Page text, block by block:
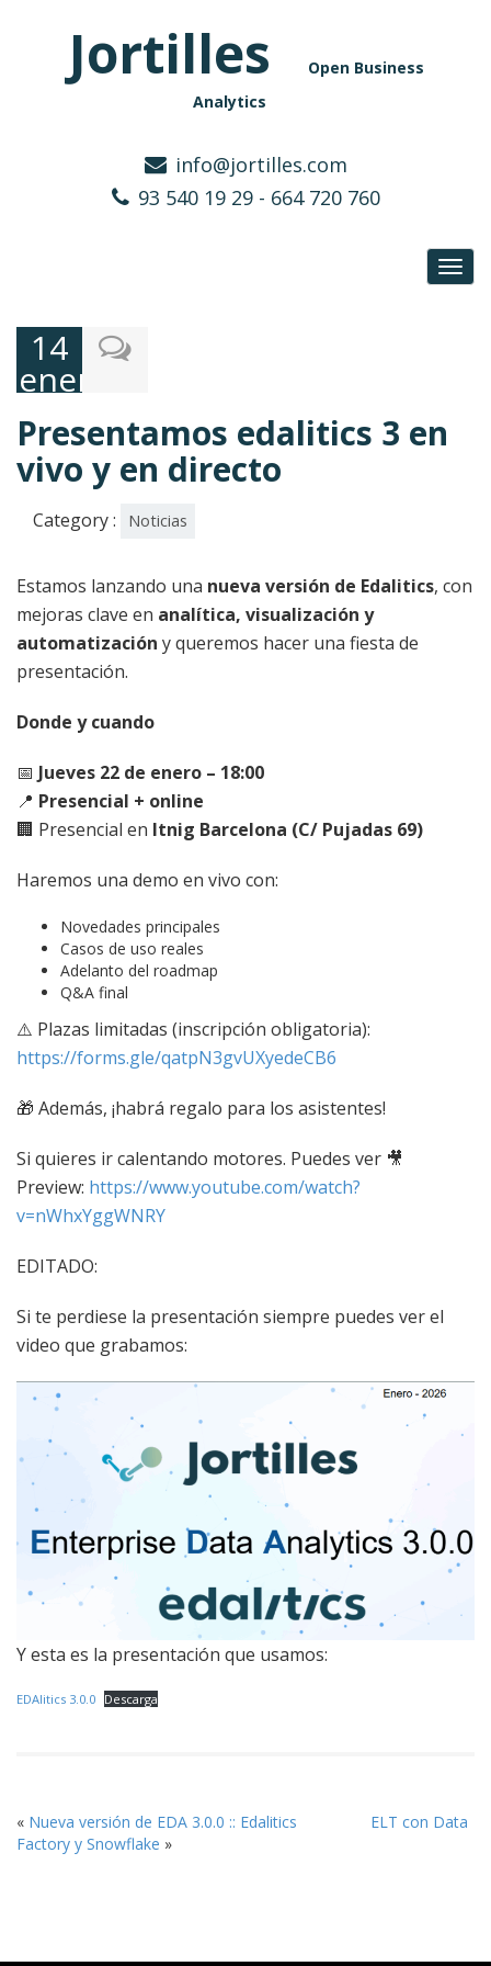
Jortilles
Open Business
Analytics
info@jortilles.com
93 540 19 29 - 664 720 760
14
enero,
2026
Presentamos edalitics 3 en
vivo y en directo
Category : Noticias
Estamos lanzando una nueva versión de Edalitics, con
mejoras clave en analítica, visualización y
automatización y queremos hacer una fiesta de
presentación.
Donde y cuando
📅 Jueves 22 de enero – 18:00
📍 Presencial + online
🏢 Presencial en Itnig Barcelona (C/ Pujadas 69)
Haremos una demo en vivo con:
Novedades principales
Casos de uso reales
Adelanto del roadmap
Q&A final
⚠️ Plazas limitadas (inscripción obligatoria):
https://forms.gle/qatpN3gvUXyedeCB6
🎁 Además, ¡habrá regalo para los asistentes!
Si quieres ir calentando motores. Puedes ver 🎥
Preview: https://www.youtube.com/watch?
v=nWhxYggWNRY
EDITADO:
Si te perdiese la presentación siempre puedes ver el
video que grabamos:
Y esta es la presentación que usamos:
EDAlitics 3.0.0 Descarga
« Nueva versión de EDA 3.0.0 :: Edalitics
ELT con Data
Factory y Snowflake »